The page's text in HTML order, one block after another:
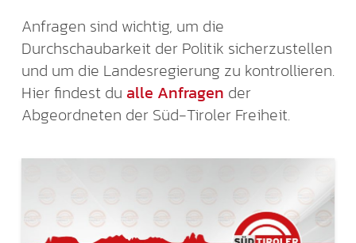
Anfragen sind wichtig, um die
Durchschaubarkeit der Politik sicherzustellen
und um die Landesregierung zu kontrollieren.
Hier findest du alle Anfragen der
Abgeordneten der Süd-Tiroler Freiheit.